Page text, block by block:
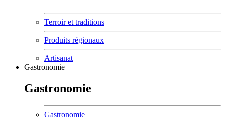
Terroir et traditions
Produits régionaux
Artisanat
Gastronomie
Gastronomie
Gastronomie